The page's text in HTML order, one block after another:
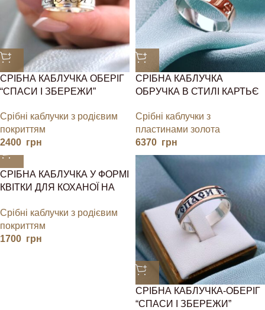
СРІБНА КАБЛУЧКА ОБЕРІГ
“СПАСИ І ЗБЕРЕЖИ”
Срібні каблучки з родієвим
покриттям
2400 грн
СРІБНА КАБЛУЧКА
ОБРУЧКА В СТИЛІ КАРТЬЄ
Срібні каблучки з
пластинами золота
6370 грн
СРІБНА КАБЛУЧКА У ФОРМІ
КВІТКИ ДЛЯ КОХАНОЇ НА
Срібні каблучки з родієвим
покриттям
1700 грн
СРІБНА КАБЛУЧКА-ОБЕРІГ
“СПАСИ І ЗБЕРЕЖИ”